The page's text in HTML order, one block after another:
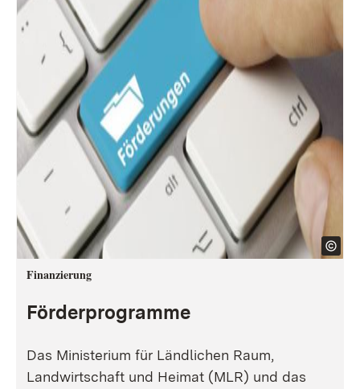
Finanzierung
Förderprogramme
Das Ministerium für Ländlichen Raum,
Landwirtschaft und Heimat (MLR) und das